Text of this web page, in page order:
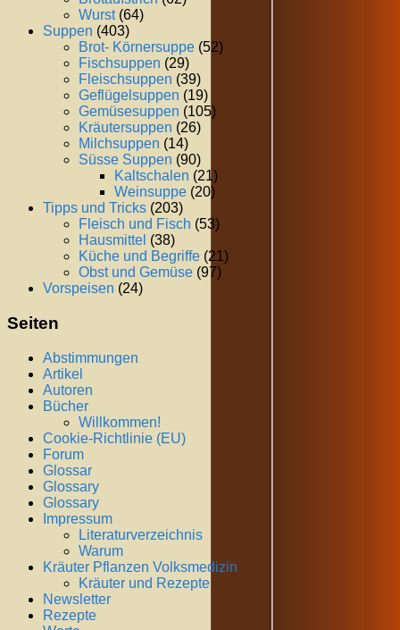
Wurst(64)
Suppen (403)
Brot- Körnersuppe (52)
Fischsuppen (29)
Fleischsuppen (39)
Geflügelsuppen (19)
Gemüsesuppen (105)
Kräutersuppen (26)
Milchsuppen (14)
Süsse Suppen (90)
Kaltschalen (21)
Weinsuppe (20)
Tipps und Tricks (203)
Fleisch und Fisch (53)
Hausmittel (38)
Küche und Begriffe (21)
Obst und Gemüse (97)
Vorspeisen (24)
Seiten
Abstimmungen
Artikel
Autoren
Bücher
Willkommen!
Cookie-Richtlinie (EU)
Forum
Glossar
Glossary
Glossary
Impressum
Literaturverzeichnis
Warum
Kräuter Pflanzen Volksmedizin
Kräuter und Rezepte
Newsletter
Rezepte